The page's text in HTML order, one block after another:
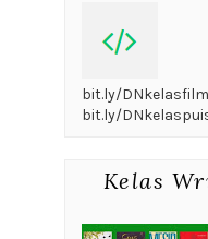
bit.ly/
bit.ly/
Kelas